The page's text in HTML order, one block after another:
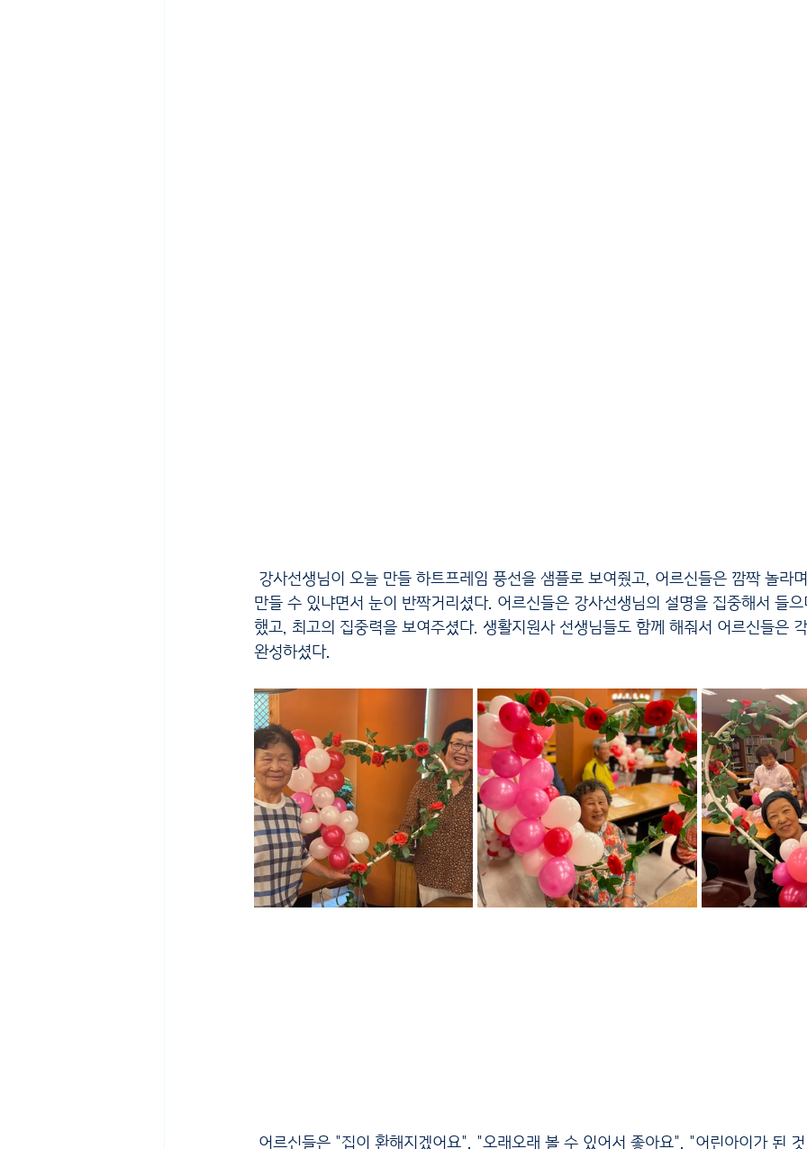
만들 수 있냐면서 눈이 반짝거리셨다. 어르신들은 강사선생님의 설명을 집중해서 들
했고, 최고의 집중력을 보여주셨다. 생활지원사 선생님들도 함께 해줘서 어르신들은
완성하셨다.